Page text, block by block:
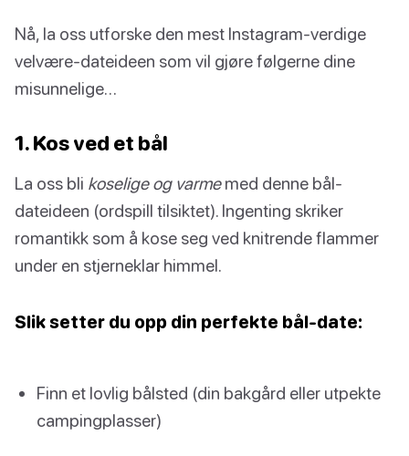
Nå, la oss utforske den mest Instagram-verdige
velvære-dateideen som vil gjøre følgerne dine
misunnelige…
1. Kos ved et bål
La oss bli koselige og varmemed denne bål-
dateideen (ordspill tilsiktet). Ingenting skriker
romantikk som å kose seg ved knitrende flammer
under en stjerneklar himmel.
Slik setter du opp din perfekte bål-date:
Finn et lovlig bålsted (din bakgård eller utpekte
campingplasser)